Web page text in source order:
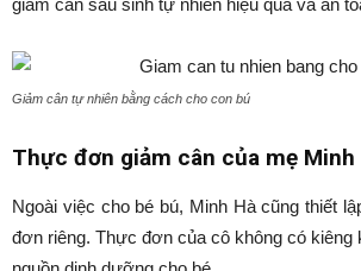
giảm cân sau sinh tự nhiên hiệu quả và an
Giảm cân tự nhiên bằng cách cho con bú
Thực đơn giảm cân của mẹ Minh
Ngoài việc cho bé bú, Minh Hà cũng thiết
đơn riêng. Thực đơn của cô không có kiêng